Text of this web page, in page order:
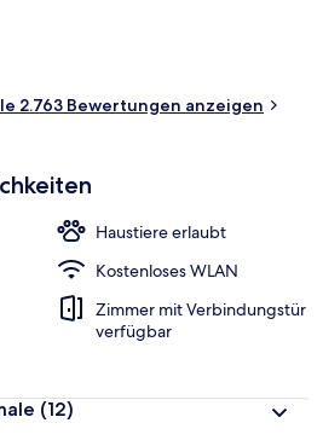
Pool und das hilfsbereite Personal
anderen Reisenden.
2.763 Bewertungen anzeigen
Haustiere erlaubt
Kostenloses WLAN
Zimmer mit Verbindungstür
verfügbar
(12)